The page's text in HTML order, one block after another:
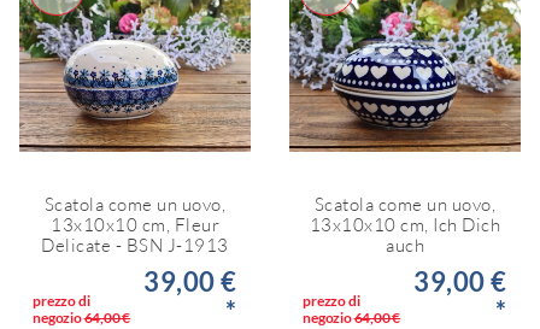
Scatola come un uovo,
13x10x10 cm, Fleur
Delicate - BSN J-1913
prezzo di
negozio64,00 €
39,00 €
*
Scatola come un uovo,
13x10x10 cm, Ich Dich
auch
prezzo di
negozio64,00 €
39,00 €
*